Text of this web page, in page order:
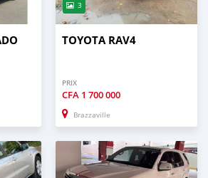
3
TOYOTA RAV4
PRIX
CFA 1 700 000
Brazzaville